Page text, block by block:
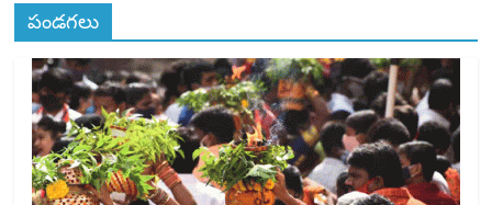
పండగలు